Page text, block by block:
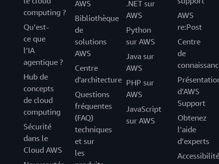
computing ?
Qu’est-
ce que
l’IA
agentique ?
Hub de
concepts
de cloud
computing
Sécurité
dans le
Cloud AWS
AWS
Bibliothèque
de
solutions
AWS
Centre
d'architecture
Questions
fréquentes
(FAQ)
techniques
et sur
les
.NET sur
AWS
Python
sur AWS
Java sur
AWS
PHP sur
AWS
JavaScript
sur AWS
AWS
re:Post
Centre
de
d’AWS
Support
Obtenez
l’aide
d’experts
Accessibilité